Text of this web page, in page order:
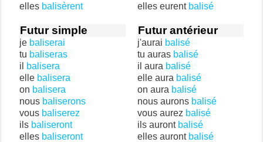
elles balisèrent
elles eurent balisé
Futur simple
je baliserai
tu baliseras
il
balisera
elle balisera
on balisera
nous baliserons
vous baliserez
ils baliseront
elles baliseront
Futur antérieur
j'aurai balisé
tu auras balisé
il aura balisé
elle aura balisé
on aura balisé
nous aurons balisé
vous aurez balisé
ils auront balisé
elles auront balisé